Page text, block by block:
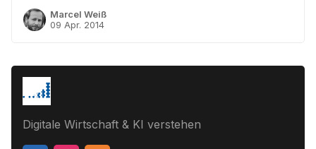
Marcel Weiß
09 Apr. 2014
Digitale Wirtschaft & KI verstehen